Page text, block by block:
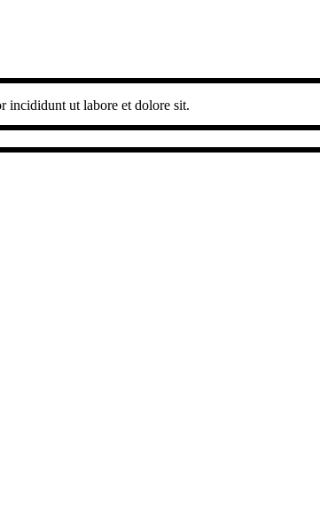
incididunt ut labore et dolore sit.